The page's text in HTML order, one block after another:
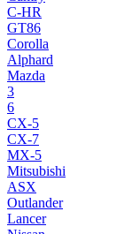
C-HR
GT86
Corolla
Alphard
Mazda
3
6
CX-5
CX-7
MX-5
Mitsubishi
ASX
Outlander
Lancer